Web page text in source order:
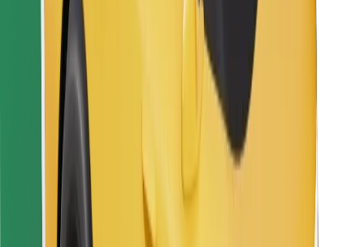
Consigue un viaje en minutos
Descargar la app de Bolt
Encuentra tu comida favorita
Descargar la app de Bolt Food